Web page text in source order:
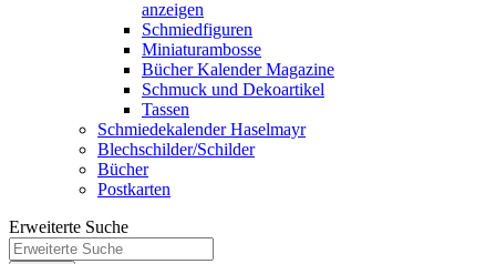
anzeigen
Schmiedfiguren
Miniaturambosse
Bücher Kalender Magazine
Schmuck und Dekoartikel
Tassen
Schmiedekalender Haselmayr
Blechschilder/Schilder
Bücher
Postkarten
Erweiterte Suche